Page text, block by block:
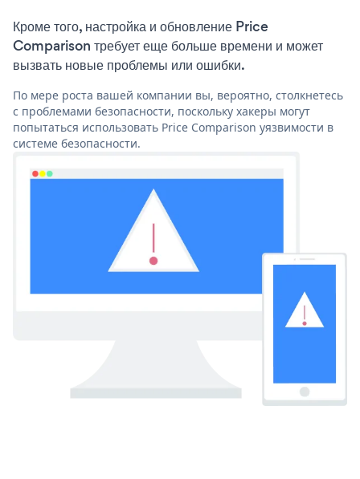
Кроме того, настройка и обновление Price
Comparison требует еще больше времени и может
вызвать новые проблемы или ошибки.
По мере роста вашей компании вы, вероятно, столкнетесь
с проблемами безопасности, поскольку хакеры могут
попытаться использовать Price Comparison уязвимости в
системе безопасности.